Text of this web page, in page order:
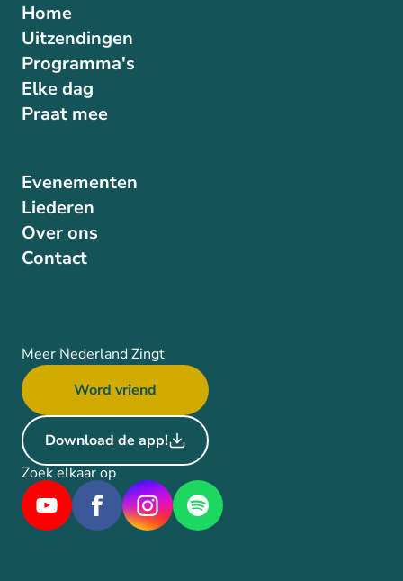
Home
Uitzendingen
Programma's
Elke dag
Praat mee
Evenementen
Liederen
Over ons
Contact
Meer Nederland Zingt
Word vriend
Download de app!
Zoek elkaar op